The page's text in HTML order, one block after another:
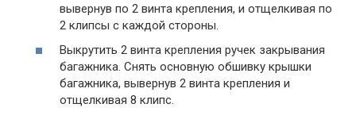
вывернув по 2 винта крепления, и отщелкивая по
2 клипсы с каждой стороны.
Выкрутить 2 винта крепления ручек закрывания
багажника. Снять основную обшивку крышки
багажника, вывернув 2 винта крепления и
отщелкивая 8 клипс.